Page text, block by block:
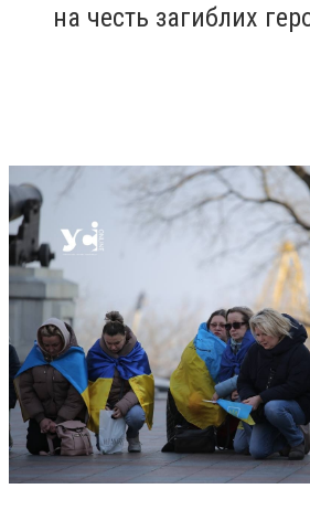
на честь загиблих